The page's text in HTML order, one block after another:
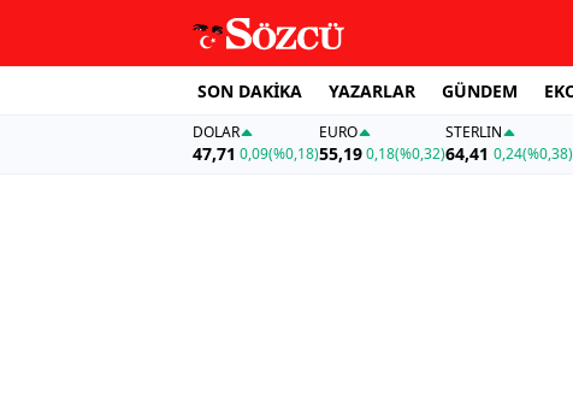
SON DAKİKA YAZARLAR GÜNDEM
DOLAR
47,71 0,09(%0,18)
EURO
55,19 0,18(%0,32)
STERLIN
64,41 0,24(%0,38)